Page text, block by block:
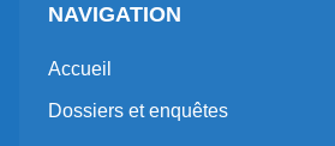
NAVIGATION
Accueil
Dossiers et enquêtes